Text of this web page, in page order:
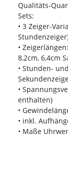
Qualitäts-
Sets:
• 3 Zeiger-
•
8,2cm, 6,4cm
• Stunden-
•
enthalten)
•
• inkl.
• Maße